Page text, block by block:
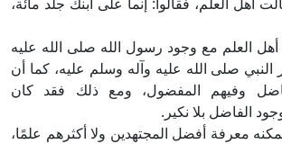
أهل العلم مع وجود رسول الله صلى الله عليه
النبي صلى الله عليه وآله وسلم عليه، كما أن
وفيهم المفضول، ومع ذلك فقد كان
الفاضل بلا نكير.
معرفة أفضل المجتهدين ولا أكثرهم علمًا،